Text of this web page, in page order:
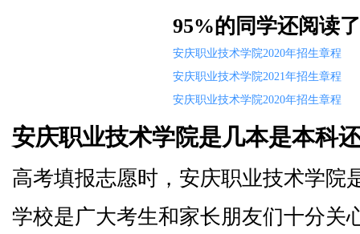
95%的同学还阅读
安庆职业技术学院2020年招生章程
安庆职业技术学院2021年招生章程
安庆职业技术学院2020年招生章程
安庆职业技术学院是几本是本科
高考填报志愿时，安庆职业技术学院
学校是广大考生和家长朋友们十分关